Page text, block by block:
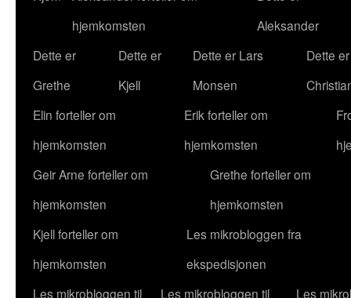
innhold
hjemkomsten
Aleksander
Dette er
Grethe
Dette er
Kjell
Dette er Lars
Monsen
Dette
Elin forteller om
hjemkomsten
Erik forteller om
hjemkomsten
Geir Arne forteller om
hjemkomsten
Grethe forteller om
hjemkomsten
Kjell forteller om
hjemkomsten
Les mikrobloggen fra
ekspedisjonen
Les mikrobloggen til
Les mikrobloggen til
Les